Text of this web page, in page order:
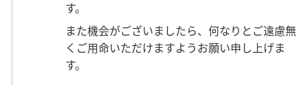
す。
また機会がございましたら、何なりとご遠慮無
くご用命いただけますようお願い申し上げま
す。